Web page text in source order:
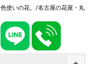
使いの花。/名古屋の花屋・丸